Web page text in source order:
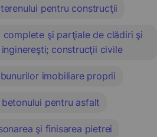
pentru construcţii
complete şi parţiale de clădiri şi
construcţii civile
imobiliare proprii
pentru asfalt
şi finisarea pietrei